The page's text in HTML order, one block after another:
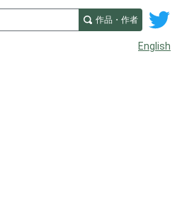
作品・作者
English